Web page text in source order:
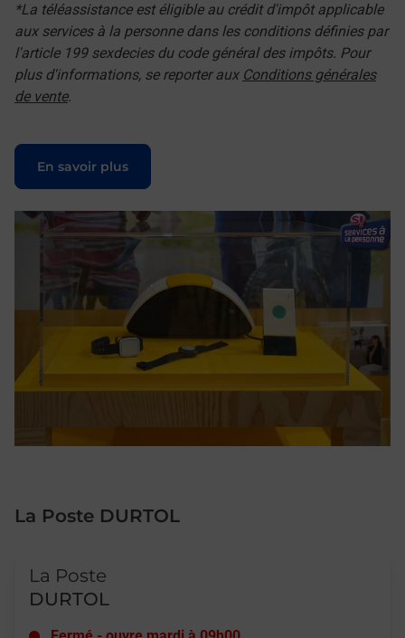
*La téléassistance est éligible au crédit d'impôt applicable
aux services à la personne dans les conditions définies par
l'article 199 sexdecies du code général des impôts. Pour
plus d'informations, se reporter aux Conditions générales
de vente.
En savoir plus
Le lien s'ouvre dans un nouvel onglet
La Poste DURTOL
La Poste
DURTOL